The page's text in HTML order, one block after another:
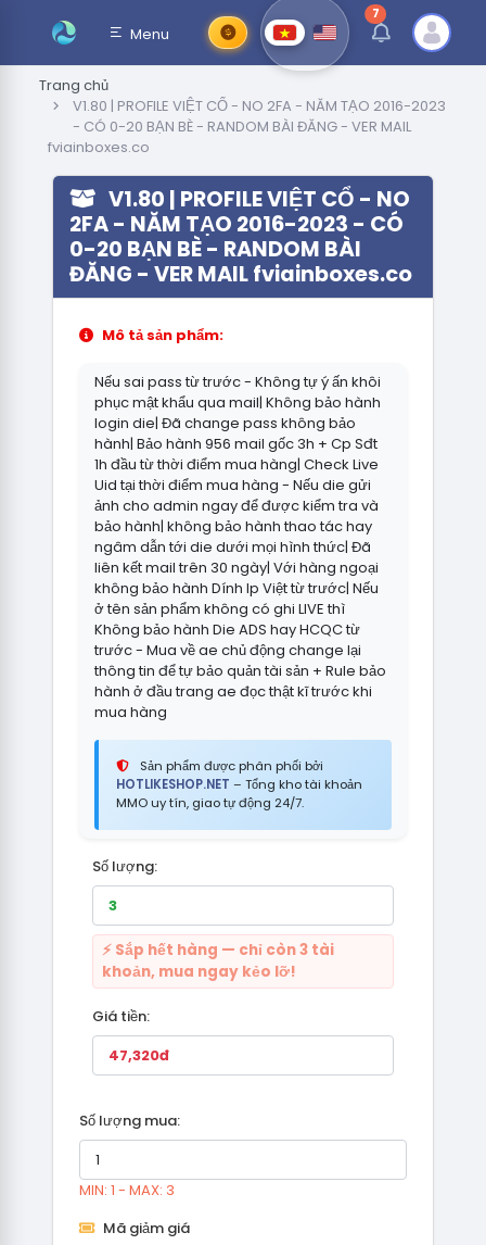
Menu
7thông báo chưa
Trang chủ
V1.80 | PROFILE VIỆT CỔ - NO 2FA - NĂM TẠO 2016-2023
- CÓ 0-20 BẠN BÈ - RANDOM BÀI ĐĂNG - VER MAIL
fviainboxes.co
V1.80 | PROFILE VIỆT CỔ - NO
2FA - NĂM TẠO 2016-2023 - CÓ
0-20 BẠN BÈ - RANDOM BÀI
ĐĂNG - VER MAIL fviainboxes.co
Mô tả sản phẩm:
Nếu sai pass từ trước - Không tự ý ấn khôi
phục mật khẩu qua mail| Không bảo hành
login die| Đã change pass không bảo
hành| Bảo hành 956 mail gốc 3h + Cp Sđt
1h đầu từ thời điểm mua hàng| Check Live
Uid tại thời điểm mua hàng - Nếu die gửi
ảnh cho admin ngay để được kiểm tra và
bảo hành| không bảo hành thao tác hay
ngâm dẫn tới die dưới mọi hình thức| Đã
liên kết mail trên 30 ngày| Với hàng ngoại
không bảo hành Dính Ip Việt từ trước| Nếu
ở tên sản phẩm không có ghi LIVE thì
Không bảo hành Die ADS hay HCQC từ
trước - Mua về ae chủ động change lại
thông tin để tự bảo quản tài sản + Rule bảo
hành ở đầu trang ae đọc thật kĩ trước khi
mua hàng
Sản phẩm được phân phối bởi
HOTLIKESHOP.NET – Tổng kho tài khoản
MMO uy tín, giao tự động 24/7.
Số lượng:
⚡ Sắp hết hàng — chỉ còn 3 tài
khoản, mua ngay kẻo lỡ!
Giá tiền:
Số lượng mua:
MIN: 1 - MAX: 3
Mã giảm giá